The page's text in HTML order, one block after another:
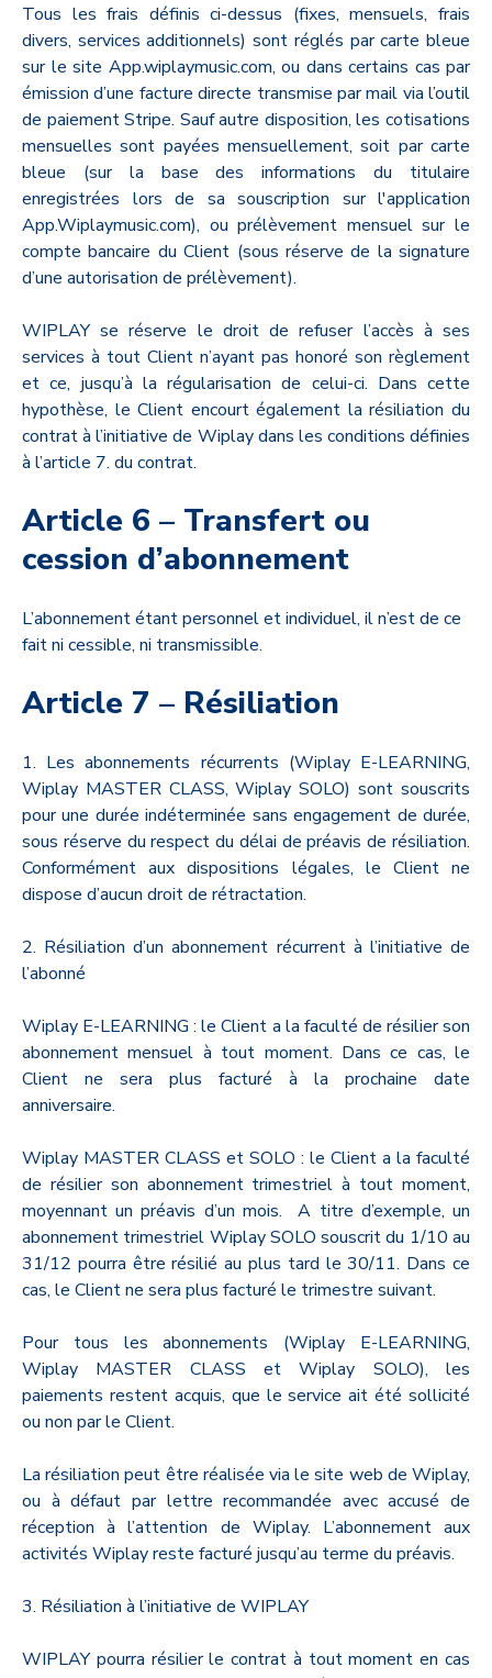
Tous les frais définis ci-dessus (fixes, mensuels, frais
divers, services additionnels) sont réglés par carte bleue
sur le site App.wiplaymusic.com, ou dans certains cas par
émission d’une facture directe transmise par mail via l’outil
de paiement Stripe. Sauf autre disposition, les cotisations
mensuelles sont payées mensuellement, soit par carte
bleue (sur la base des informations du titulaire
enregistrées lors de sa souscription sur l'application
App.Wiplaymusic.com), ou prélèvement mensuel sur le
compte bancaire du Client (sous réserve de la signature
d’une autorisation de prélèvement).
WIPLAY se réserve le droit de refuser l’accès à ses
services à tout Client n’ayant pas honoré son règlement
et ce, jusqu’à la régularisation de celui-ci. Dans cette
hypothèse, le Client encourt également la résiliation du
contrat à l’initiative de Wiplay dans les conditions définies
à l’article 7. du contrat.
Article 6 – Transfert ou
cession d’abonnement
L’abonnement étant personnel et individuel, il n’est de ce
fait ni cessible, ni transmissible.
Article 7 – Résiliation
1. Les abonnements récurrents (Wiplay E-LEARNING,
Wiplay MASTER CLASS, Wiplay SOLO) sont souscrits
pour une durée indéterminée sans engagement de durée,
sous réserve du respect du délai de préavis de résiliation.
Conformément aux dispositions légales, le Client ne
dispose d’aucun droit de rétractation.
2. Résiliation d’un abonnement récurrent à l’initiative de
l’abonné
Wiplay E-LEARNING : le Client a la faculté de résilier son
abonnement mensuel à tout moment. Dans ce cas, le
Client ne sera plus facturé à la prochaine date
anniversaire.
Wiplay MASTER CLASS et SOLO : le Client a la faculté
de résilier son abonnement trimestriel à tout moment,
moyennant un préavis d’un mois. A titre d’exemple, un
abonnement trimestriel Wiplay SOLO souscrit du 1/10 au
31/12 pourra être résilié au plus tard le 30/11. Dans ce
cas, le Client ne sera plus facturé le trimestre suivant.
Pour tous les abonnements (Wiplay E-LEARNING,
Wiplay MASTER CLASS et Wiplay SOLO), les
paiements restent acquis, que le service ait été sollicité
ou non par le Client.
La résiliation peut être réalisée via le site web de Wiplay,
ou à défaut par lettre recommandée avec accusé de
réception à l’attention de Wiplay. L’abonnement aux
activités Wiplay reste facturé jusqu’au terme du préavis.
3. Résiliation à l’initiative de WIPLAY
WIPLAY pourra résilier le contrat à tout moment en cas